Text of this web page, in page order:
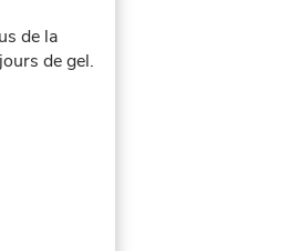
de la
de gel.